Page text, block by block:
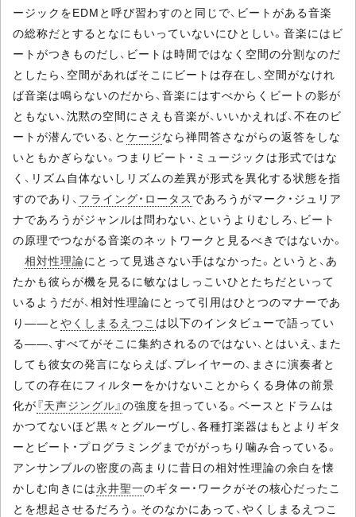
ージックをEDMと呼び習わすのと同じで、ビートがある音楽
の総称だとするとなにもいっていないにひとしい。音楽にはビ
ートがつきものだし、ビートは時間ではなく空間の分割なのだ
としたら、空間があればそこにビートは存在し、空間がなけれ
ば音楽は鳴らないのだから、音楽にはすべからくビートの影が
ともない、沈黙の空間にさえも音楽が、いいかえれば、不在のビ
ートが潜んでいる、と ケージなら禅問答さながらの返答をしな
いともかぎらない。つまりビート・ミュージックは形式ではな
く、リズム自体ないしリズムの差異が形式を異化する状態を指
すのであり、 フライング・ロータス であろうがマーク・ジュリア
ナであろうがジャンルは問わない、というよりむしろ、ビート
の原理でつながる音楽のネットワークと見るべきではないか。
相対性理論にとって見逃さない手はなかった。というと、あ
たかも彼らが機を見るに敏なはしっこいひとたちだといって
いるようだが、相対性理論にとって引用はひとつのマナーであ
り――と やくしまるえつこ は以下のインタビューで語ってい
る――、すべてがそこに集約されるのではない、とはいえ、また
しても彼女の発言にならえば、プレイヤーの、まさに演奏者と
しての存在にフィルターをかけないことからくる身体の前景
化が『天声ジングル』の強度を担っている。ベースとドラムは
かつてないほど黒々とグルーヴし、各種打楽器はもとよりギタ
ーとビート・プログラミングまでががっちり噛み合っている。
アンサンブルの密度の高まりに昔日の相対性理論の余白を懐
かしむ向きには永井聖一のギター・ワークがその核心だったこ
とを想起させるだろう。そのなかにあって、やくしまるえつこ